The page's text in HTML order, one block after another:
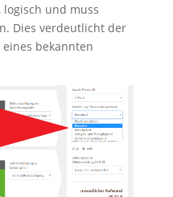
und muss
Dies verdeutlicht der
bekannten